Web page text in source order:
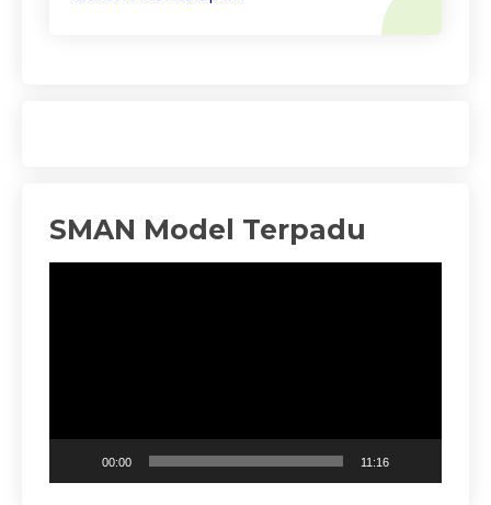
SMAN Model Terpadu
00:00 11:16